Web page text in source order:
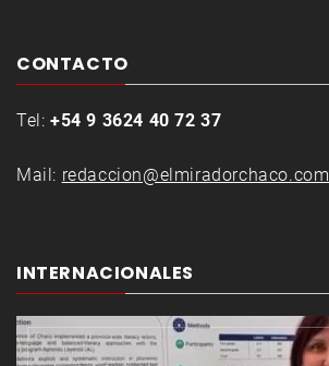
CONTACTO
Tel: +54 9 3624 40 72 37
Mail: redaccion@elmiradorchaco.com
INTERNACIONALES